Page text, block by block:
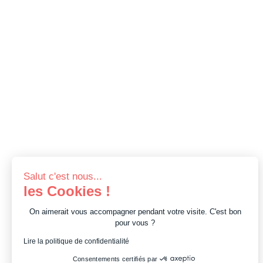
Salut c'est nous...
les Cookies !
On aimerait vous accompagner pendant votre visite. C'est bon
pour vous ?
Lire la politique de confidentialité
Consentements certifiés par